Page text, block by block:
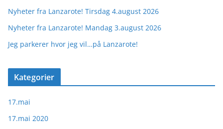
Nyheter fra Lanzarote! Tirsdag 4.august 2026
Nyheter fra Lanzarote! Mandag 3.august 2026
Jeg parkerer hvor jeg vil…på Lanzarote!
Kategorier
17.mai
17.mai 2020